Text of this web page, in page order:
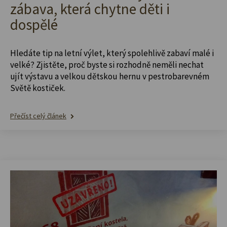
zábava, která chytne děti i
dospělé
Hledáte tip na letní výlet, který spolehlivě zabaví malé i
velké? Zjistěte, proč byste si rozhodně neměli nechat
ujít výstavu a velkou dětskou hernu v pestrobarevném
Světě kostiček.
Přečíst celý článek